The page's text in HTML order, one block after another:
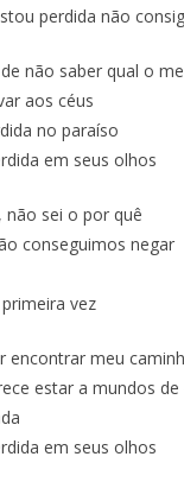
perdida não
não saber qual o
aos céus
no paraíso
em seus olhos
não sei o por quê
conseguimos negar
vez
encontrar meu
estar a mundos de
em seus olhos